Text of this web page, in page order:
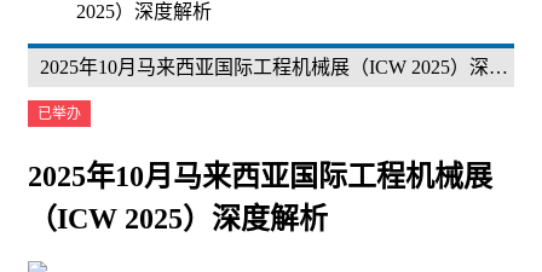
2025）深度解析
2025年10月马来西亚国际工程机械展（ICW 2025）深度解析 ICW 2025
已举办
2025年10月马来西亚国际工程机械展
（ICW 2025）深度解析